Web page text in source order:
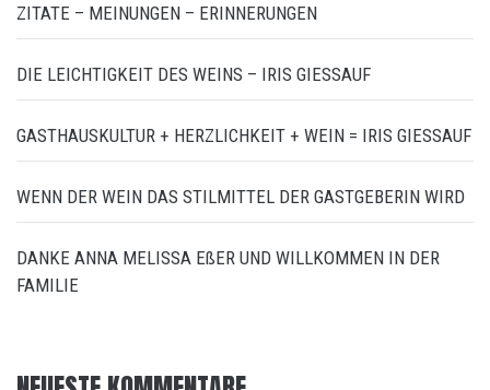
ZITATE – MEINUNGEN – ERINNERUNGEN
DIE LEICHTIGKEIT DES WEINS – IRIS GIESSAUF
GASTHAUSKULTUR + HERZLICHKEIT + WEIN = IRIS GIESSAUF
WENN DER WEIN DAS STILMITTEL DER GASTGEBERIN WIRD
DANKE ANNA MELISSA EßER UND WILLKOMMEN IN DER
FAMILIE